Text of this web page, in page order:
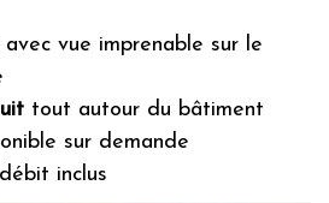
Digesteur
and flora
avec vue imprenable sur le
tout autour du bâtiment
sur demande
inclus